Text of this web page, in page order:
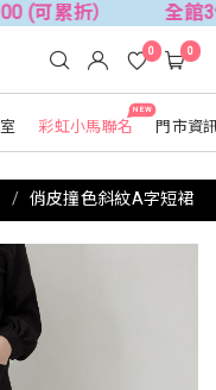
折） 全館3件88
NEW
彩虹小馬聯名 門市資
0 0
俏皮撞色斜紋A字短裙